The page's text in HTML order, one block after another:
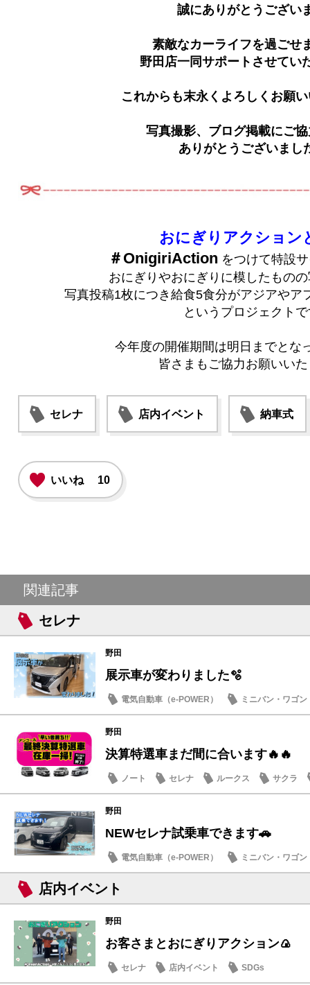
誠にありがとうござい
素敵なカーライフを過ごせ
野田店一同サポートさせてい
これからも末永くよろしくお願
写真撮影、ブログ掲載にご
ありがとうございまし
おにぎりアクション
＃OnigiriAction をつけて特設
おにぎりやおにぎりに模したもの
写真投稿1枚につき給食5食分がアジアやア
というプロジェクト
今年度の開催期間は明日までとな
皆さまもご協力お願いい
セレナ 店内イベント 納車式
いいね 10
関連記事
セレナ
野田
展示車が変わりました🫧
電気自動車（e-POWER）
ミニバン・ワゴン
試乗車・展示車
野田
決算特選車まだ間に合います🔥🔥
ノート セレナ ルークス サクラ
野田
NEWセレナ試乗車できます🚗
電気自動車（e-POWER） ミニバン・ワゴン
店内イベント
野田
お客さまとおにぎりアクション🍙
セレナ 店内イベント SDGs